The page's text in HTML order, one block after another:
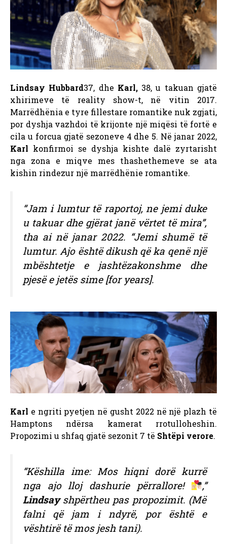
Lindsay Hubbard37, dhe Karl, 38, u takuan gjatë
xhirimeve të reality show-t, në vitin 2017.
Marrëdhënia e tyre fillestare romantike nuk zgjati,
por dyshja vazhdoi të krijonte një miqësi të fortë e
cila u forcua gjatë sezoneve 4 dhe 5. Në janar 2022,
Karl konfirmoi se dyshja kishte dalë zyrtarisht
nga zona e miqve mes thashethemeve se ata
kishin rindezur një marrëdhënie romantike.
“Jam i lumtur të raportoj, ne jemi duke
u takuar dhe gjërat janë vërtet të mira”,
tha ai në janar 2022. “Jemi shumë të
lumtur. Ajo është dikush që ka qenë një
mbështetje e jashtëzakonshme dhe
pjesë e jetës sime [for years].
Karl e ngriti pyetjen në gusht 2022 në një plazh të
Hamptons ndërsa kamerat rrotulloheshin.
Propozimi u shfaq gjatë sezonit 7 të Shtëpi verore.
“Këshilla ime: Mos hiqni dorë kurrë
nga ajo lloj dashurie përrallore!
,”
Lindsayshpërtheu pas propozimit. (Më
falni që jam i ndyrë, por është e
vështirë të mos jesh tani).